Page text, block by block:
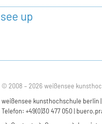
see up
© 2008 – 2026 weißensee
weißensee kunsthochschule berlin
Telefon: +49(0)30 477 050 |